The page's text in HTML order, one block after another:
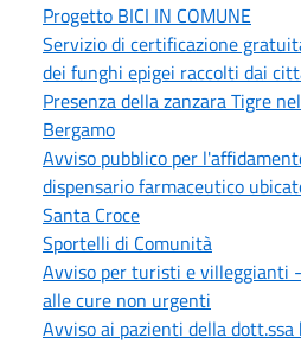
Progetto BICI IN COMUNE
Servizio di certificazione
dei funghi epigei raccolti dai
Presenza della zanzara Tigre
Bergamo
Avviso pubblico per
dispensario farmaceutico
Santa Croce
Sportelli di Comunità
Avviso per turisti e villeggianti
alle cure non urgenti
Avviso ai pazienti della dott.ssa